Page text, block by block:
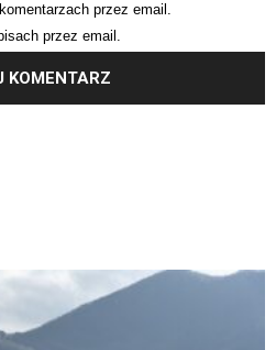
przez email.
przez email.